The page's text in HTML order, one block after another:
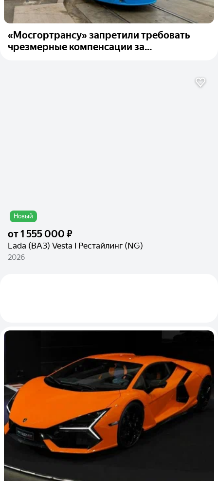
«Мосгортрансу» запретили требовать
чрезмерные компенсации за...
Новый
от1 555 000 ₽
Lada (ВАЗ) Vesta I Рестайлинг (NG)
2026